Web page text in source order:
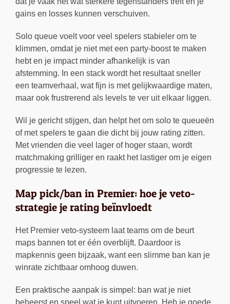
gains en losses kunnen verschuiven.
Solo queue voelt voor veel spelers stabieler om te
klimmen, omdat je niet met een party-boost te maken
hebt en je impact minder afhankelijk is van
afstemming. In een stack wordt het resultaat sneller
een teamverhaal, wat fijn is met gelijkwaardige maten,
maar ook frustrerend als levels te ver uit elkaar liggen.
Wil je gericht stijgen, dan helpt het om solo te queueën
of met spelers te gaan die dicht bij jouw rating zitten.
Met vrienden die veel lager of hoger staan, wordt
matchmaking grilliger en raakt het lastiger om je eigen
progressie te lezen.
Map pick/ban in Premier: hoe je veto-
strategie je rating beïnvloedt
Het Premier veto-systeem laat teams om de beurt
maps bannen tot er één overblijft. Daardoor is
mapkennis geen bijzaak, want een slimme ban kan je
winrate zichtbaar omhoog duwen.
Een praktische aanpak is simpel: ban wat je niet